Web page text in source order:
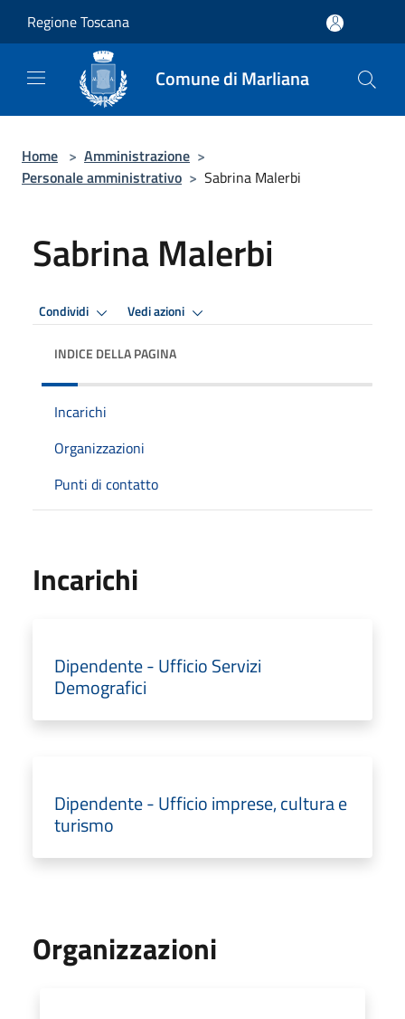
Regione Toscana
Comune di Marliana
Home > Amministrazione >
Personale amministrativo > Sabrina Malerbi
Sabrina Malerbi
Condividi Vedi azioni
INDICE DELLA PAGINA
Incarichi
Organizzazioni
Punti di contatto
Incarichi
Dipendente - Ufficio Servizi
Demografici
Dipendente - Ufficio imprese, cultura e
turismo
Organizzazioni